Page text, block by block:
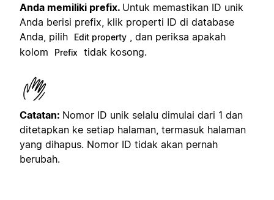
Anda memiliki prefix. Untuk memastikan ID unik
Anda berisi prefix, klik properti ID di database
Anda, pilih
Edit property
, dan periksa apakah
kolom
Prefix tidak kosong.
Catatan: Nomor ID unik selalu dimulai dari 1 dan
ditetapkan ke setiap halaman, termasuk halaman
yang dihapus. Nomor ID tidak akan pernah
berubah.